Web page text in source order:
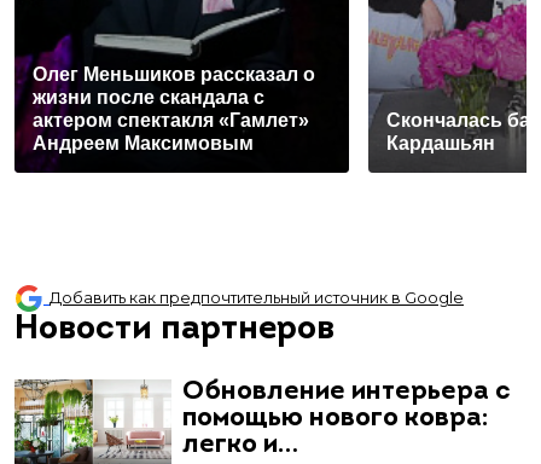
Олег Меньшиков рассказал о
жизни после скандала с
актером спектакля «Гамлет»
Андреем Максимовым
Скончалась
Кардашьян
Добавить как предпочтительный источник в Google
Новости партнеров
Обновление интерьера с
помощью нового ковра:
легко и…